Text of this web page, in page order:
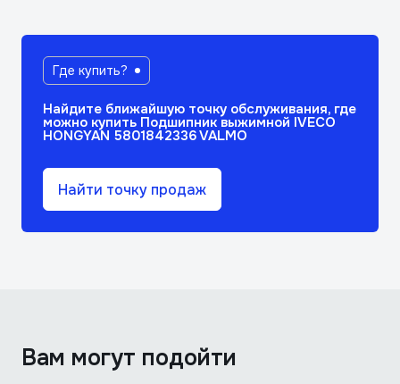
Где купить?
Найдите ближайшую точку обслуживания, где
можно купить Подшипник выжимной IVECO
HONGYAN 5801842336 VALMO
Найти точку продаж
Вам могут подойти